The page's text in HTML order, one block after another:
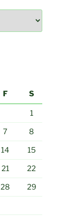
F S
1
7 8
14 15
21 22
28 29